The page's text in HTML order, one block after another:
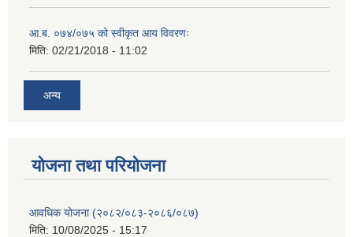
आ.ब. ०७४/०७५ को स्वीकृत आय विवरणः
मिति: 02/21/2018 - 11:02
अन्य
योजना तथा परियोजना
आवधिक योजना (२०८२/०८३-२०८६/०८७)
मिति: 10/08/2025 - 15:17